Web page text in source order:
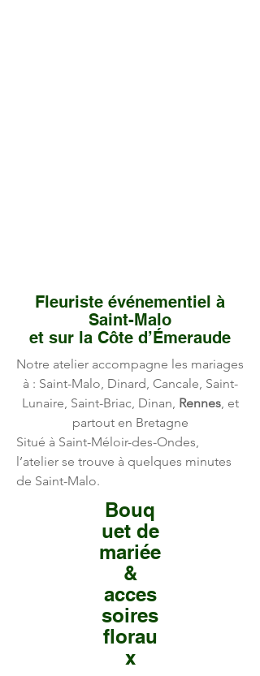
Fleuriste événementiel à
Saint-Malo
et sur la Côte d’Émeraude
Notre atelier accompagne les mariages
à : Saint-Malo, Dinard, Cancale, Saint-
Lunaire, Saint-Briac, Dinan, Rennes, et
partout en Bretagne
Situé à Saint-Méloir-des-Ondes,
l’atelier se trouve à quelques minutes
de Saint-Malo.
Bouq
uet de
mariée
&
acces
soires
florau
x